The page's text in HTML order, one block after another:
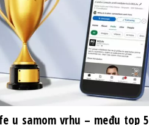
u samom vrhu – među top 5